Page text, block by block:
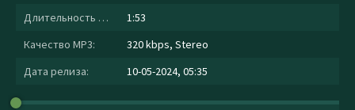
Длительность MP3:
1:53
Качество MP3:
320 kbps, Stereo
Дата релиза:
10-05-2024, 05:35